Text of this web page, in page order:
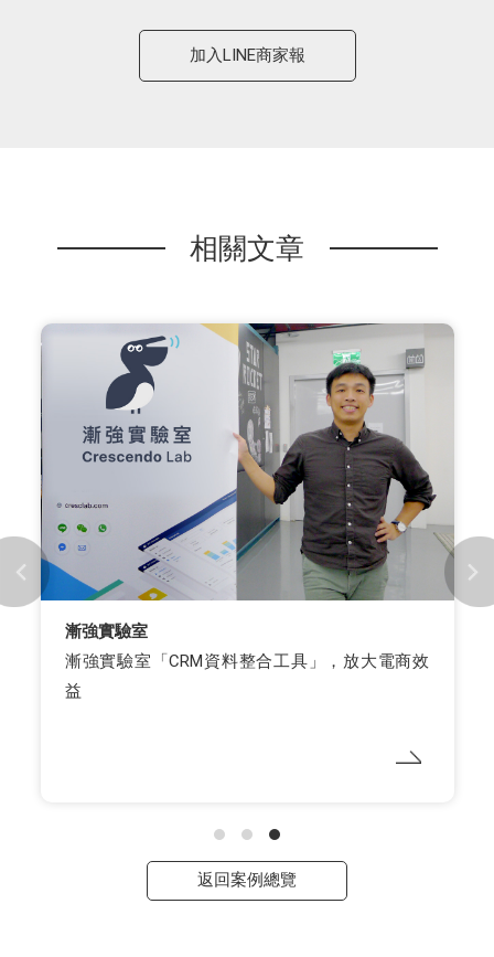
加入LINE商家報
相關文章
漸強實驗室
漸強實驗室「CRM資料整合工具」，放大電商效
益
返回案例總覽